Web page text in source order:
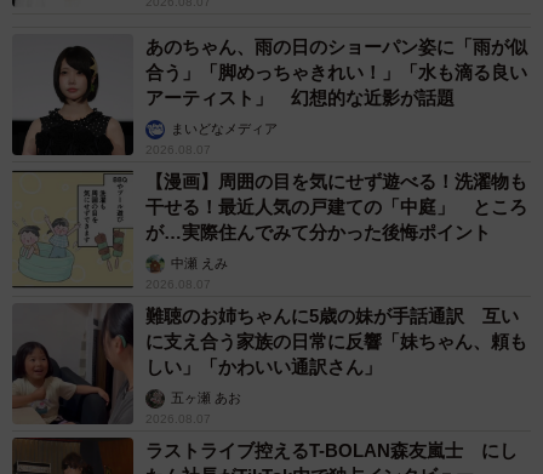
あのちゃん、雨の日のショーパン姿に「雨が似
合う」「脚めっちゃきれい！」「水も滴る良い
アーティスト」 幻想的な近影が話題
まいどなメディア
2026.08.07
【漫画】周囲の目を気にせず遊べる！洗濯物も
干せる！最近人気の戸建ての「中庭」 ところ
が…実際住んでみて分かった後悔ポイント
中瀬 えみ
2026.08.07
難聴のお姉ちゃんに5歳の妹が手話通訳 互い
に支え合う家族の日常に反響「妹ちゃん、頼も
しい」「かわいい通訳さん」
五ヶ瀬 あお
2026.08.07
ラストライブ控えるT-BOLAN森友嵐士 にし